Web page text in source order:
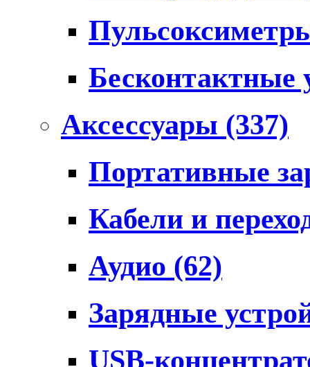
Бесконтактные
Аксессуары (337)
Портативные
Кабели и
Аудио (62)
Зарядные
USB-